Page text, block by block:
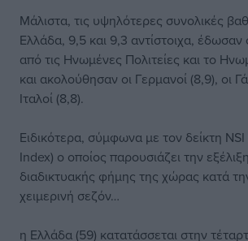
Μάλιστα, τις υψηλότερες συνολικές
Ελλάδα, 9,5 και 9,3 αντίστοιχα, έδωσαν
από τις Ηνωμένες Πολιτείες και το
και ακολούθησαν οι Γερμανοί (8,9), οι
Ιταλοί (8,8).
Ειδικότερα, σύμφωνα με τον δείκτη
Index) ο οποίος παρουσιάζει την
διαδικτυακής φήμης της χώρας κατά
χειμερινή σεζόν…
η Ελλάδα (59) κατατάσσεται στην